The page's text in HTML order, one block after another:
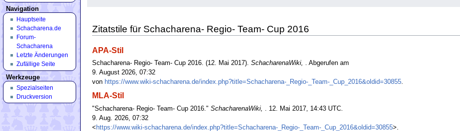
Zitatstile für Schacharena- Regio- Team- Cup 2016
APA-Stil
Schacharena- Regio- Team- Cup 2016. (12. Mai 2017). SchacharenaWiki, . Abgerufen am
9. August 2026, 07:32
von https://www.wiki-schacharena.de/index.php?title=Schacharena-_Regio-_Team-_Cup_2016&oldid=30855.
MLA-Stil
"Schacharena- Regio- Team- Cup 2016." SchacharenaWiki, . 12. Mai 2017, 14:43 UTC.
9. Aug. 2026, 07:32
< https://www.wiki-schacharena.de/index.php?title=Schacharena-_Regio-_Team-_Cup_2016&oldid=30855>.
Navigation
Hauptseite
Schacharena.de
Forum-
Schacharena
Letzte Änderungen
Zufällige Seite
Werkzeuge
Spezialseiten
Druckversion